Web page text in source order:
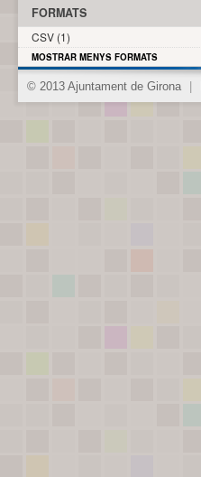
FORMATS
CSV (1)
MOSTRAR MENYS FORMATS
© 2013 Ajuntament de Girona